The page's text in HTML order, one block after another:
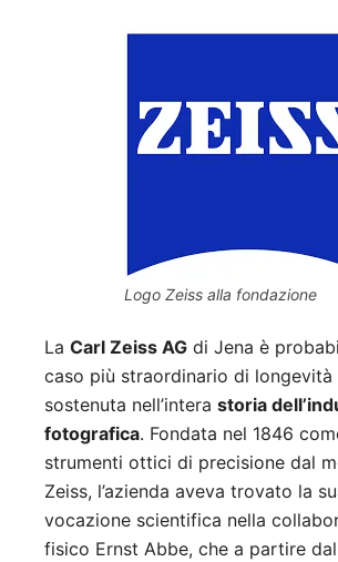
Logo Zeiss alla fondazione
La Carl Zeiss AG di Jena è
caso più straordinario di longevità
sostenuta nell’intera storia
fotografica. Fondata nel 1846
strumenti ottici di precisione dal
Zeiss, l’azienda aveva trovato la
vocazione scientifica nella
fisico Ernst Abbe, che a partire